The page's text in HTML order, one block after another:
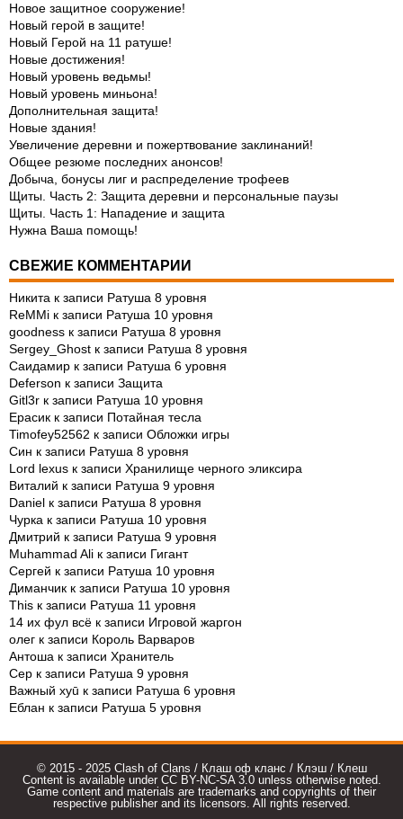
Новое защитное сооружение!
Новый герой в защите!
Новый Герой на 11 ратуше!
Новые достижения!
Новый уровень ведьмы!
Новый уровень миньона!
Дополнительная защита!
Новые здания!
Увеличение деревни и пожертвование заклинаний!
Общее резюме последних анонсов!
Добыча, бонусы лиг и распределение трофеев
Щиты. Часть 2: Защита деревни и персональные паузы
Щиты. Часть 1: Нападение и защита
Нужна Ваша помощь!
СВЕЖИЕ КОММЕНТАРИИ
Никита к записи Ратуша 8 уровня
ReMMi к записи Ратуша 10 уровня
goodness к записи Ратуша 8 уровня
Sergey_Ghost к записи Ратуша 8 уровня
Саидамир к записи Ратуша 6 уровня
Deferson к записи Защита
Gitl3r к записи Ратуша 10 уровня
Ерасик к записи Потайная тесла
Timofey52562 к записи Обложки игры
Син к записи Ратуша 8 уровня
Lord lexus к записи Хранилище черного эликсира
Виталий к записи Ратуша 9 уровня
Daniel к записи Ратуша 8 уровня
Чурка к записи Ратуша 10 уровня
Дмитрий к записи Ратуша 9 уровня
Muhammad Ali к записи Гигант
Сергей к записи Ратуша 10 уровня
Диманчик к записи Ратуша 10 уровня
This к записи Ратуша 11 уровня
14 их фул всё к записи Игровой жаргон
олег к записи Король Варваров
Антоша к записи Хранитель
Сер к записи Ратуша 9 уровня
Важный xyū к записи Ратуша 6 уровня
Еблан к записи Ратуша 5 уровня
© 2015 - 2025 Clash of Clans / Клаш оф кланс / Клэш / Клеш
Content is available under CC BY-NC-SA 3.0 unless otherwise noted.
Game content and materials are trademarks and copyrights of their
respective publisher and its licensors. All rights reserved.